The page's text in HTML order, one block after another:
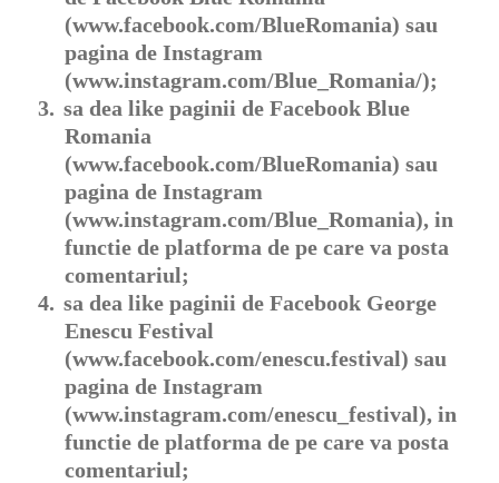
(www.facebook.com/BlueRomania) sau
pagina de Instagram
(www.instagram.com/Blue_Romania/);
3. sa dea like paginii de Facebook Blue
Romania
(www.facebook.com/BlueRomania) sau
pagina de Instagram
(www.instagram.com/Blue_Romania), in
functie de platforma de pe care va posta
comentariul;
4. sa dea like paginii de Facebook George
Enescu Festival
(www.facebook.com/enescu.festival) sau
pagina de Instagram
(www.instagram.com/enescu_festival), in
functie de platforma de pe care va posta
comentariul;